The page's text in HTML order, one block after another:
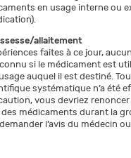
en usage interne ou
allaitement
faites à ce jour,
connu si le médicament est
auquel il est destiné.
systématique n’a été
vous devriez renoncer
médicaments durant la
l’avis du médecin